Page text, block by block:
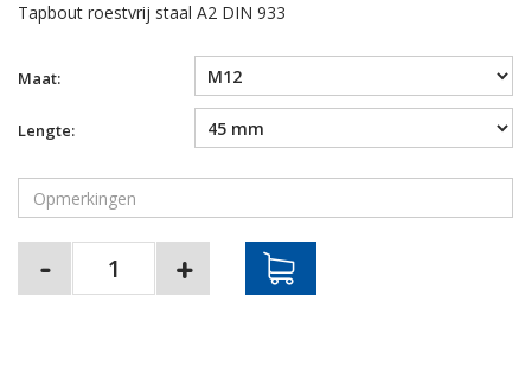
Tapbout roestvrij staal A2 DIN 933
Maat:
Lengte: